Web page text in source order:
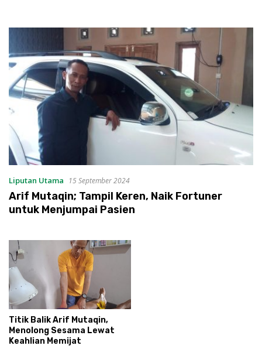
Liputan Utama 15 September 2024
Arif Mutaqin; Tampil Keren, Naik Fortuner
untuk Menjumpai Pasien
Titik Balik Arif Mutaqin,
Menolong Sesama Lewat
Keahlian Memijat